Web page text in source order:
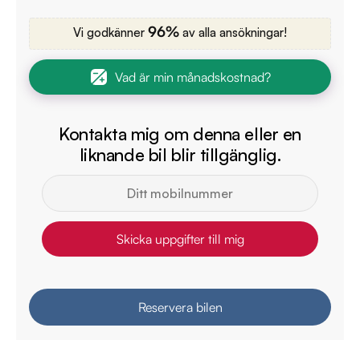
Vi godkänner 96% av alla ansökningar!
Vad är min månadskostnad?
Kontakta mig om denna eller en
liknande bil blir tillgänglig.
Skicka uppgifter till mig
Reservera bilen